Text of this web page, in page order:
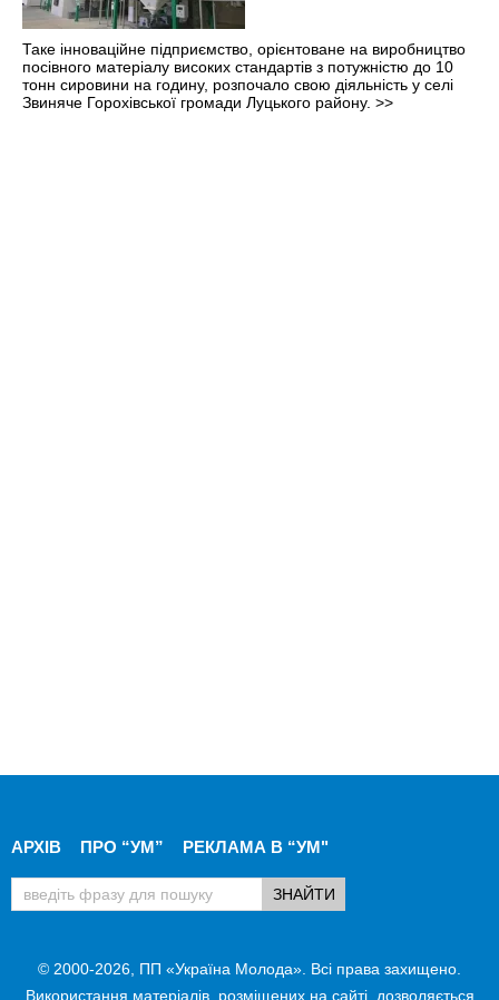
Таке інноваційне підприємство, орієнтоване на виробництво
посівного матеріалу високих стандартів з потужністю до 10
тонн сировини на годину, розпочало свою діяльність у селі
Звиняче Горохівської громади Луцького району. >>
АРХІВ ПРО “УМ” РЕКЛАМА В “УМ"
© 2000-2026, ПП «Україна Молода». Всі права захищено.
Використання матеріалів, розміщених на сайті, дозволяється